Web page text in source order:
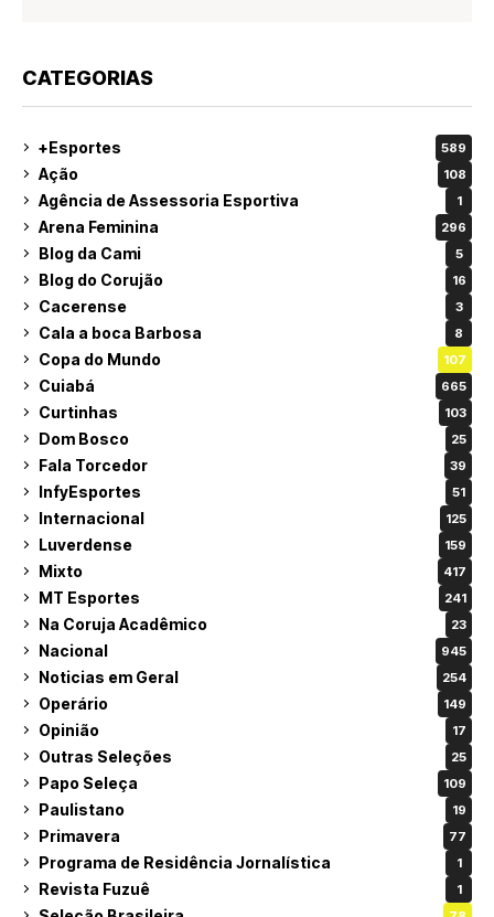
CATEGORIAS
+Esportes 589
Ação 108
Agência de Assessoria Esportiva 1
Arena Feminina 296
Blog da Cami 5
Blog do Corujão 16
Cacerense 3
Cala a boca Barbosa 8
Copa do Mundo 107
Cuiabá 665
Curtinhas 103
Dom Bosco 25
Fala Torcedor 39
InfyEsportes 51
Internacional 125
Luverdense 159
Mixto 417
MT Esportes 241
Na Coruja Acadêmico 23
Nacional 945
Noticias em Geral 254
Operário 149
Opinião 17
Outras Seleções 25
Papo Seleça 109
Paulistano 19
Primavera 77
Programa de Residência Jornalística 1
Revista Fuzuê 1